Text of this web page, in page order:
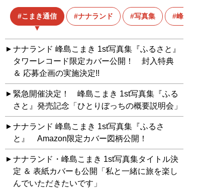
こまき通信 ナナランド 写真集 峰島こ
ナナランド 峰島こまき 1st写真集『ふるさと』
タワーレコード限定カバー公開！ 封入特典
＆ 応募企画の実施決定!!
緊急開催決定！ 峰島こまき 1st写真集『ふる
さと』発売記念「ひとりぼっちの概要説明会」
ナナランド 峰島こまき 1st写真集『ふるさ
と』 Amazon限定カバー図柄公開！
ナナランド・峰島こまき 1st写真集タイトル決
定 ＆ 表紙カバーも公開「私と一緒に旅を楽し
んでいただきたいです」